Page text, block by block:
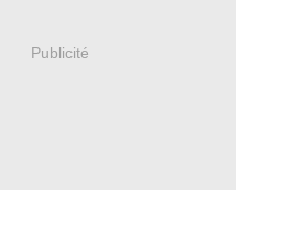
Publicité